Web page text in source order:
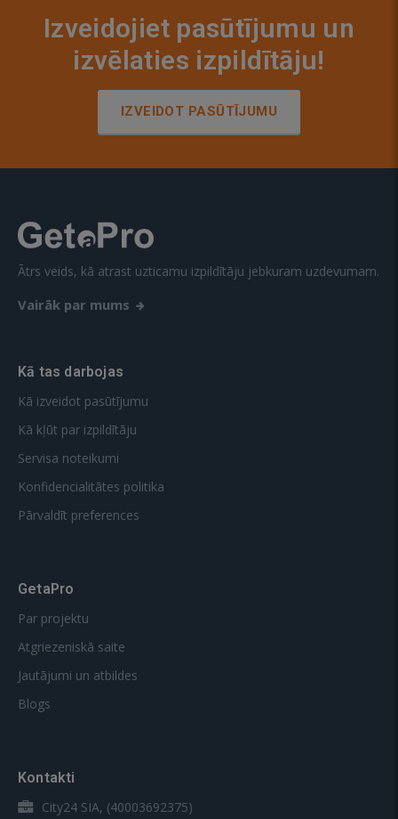
Izveidojiet pasūtījumu un
izvēlaties izpildītāju!
IZVEIDOT PASŪTĪJUMU
Ātrs veids, kā atrast uzticamu izpildītāju jebkuram uzdevumam.
Vairāk par mums
Kā tas darbojas
Kā izveidot pasūtījumu
Kā kļūt par izpildītāju
Servisa noteikumi
Konfidencialitātes politika
Pārvaldīt preferences
GetaPro
Par projektu
Atgriezeniskā saite
Jautājumi un atbildes
Blogs
Kontakti
City24 SIA, (40003692375)